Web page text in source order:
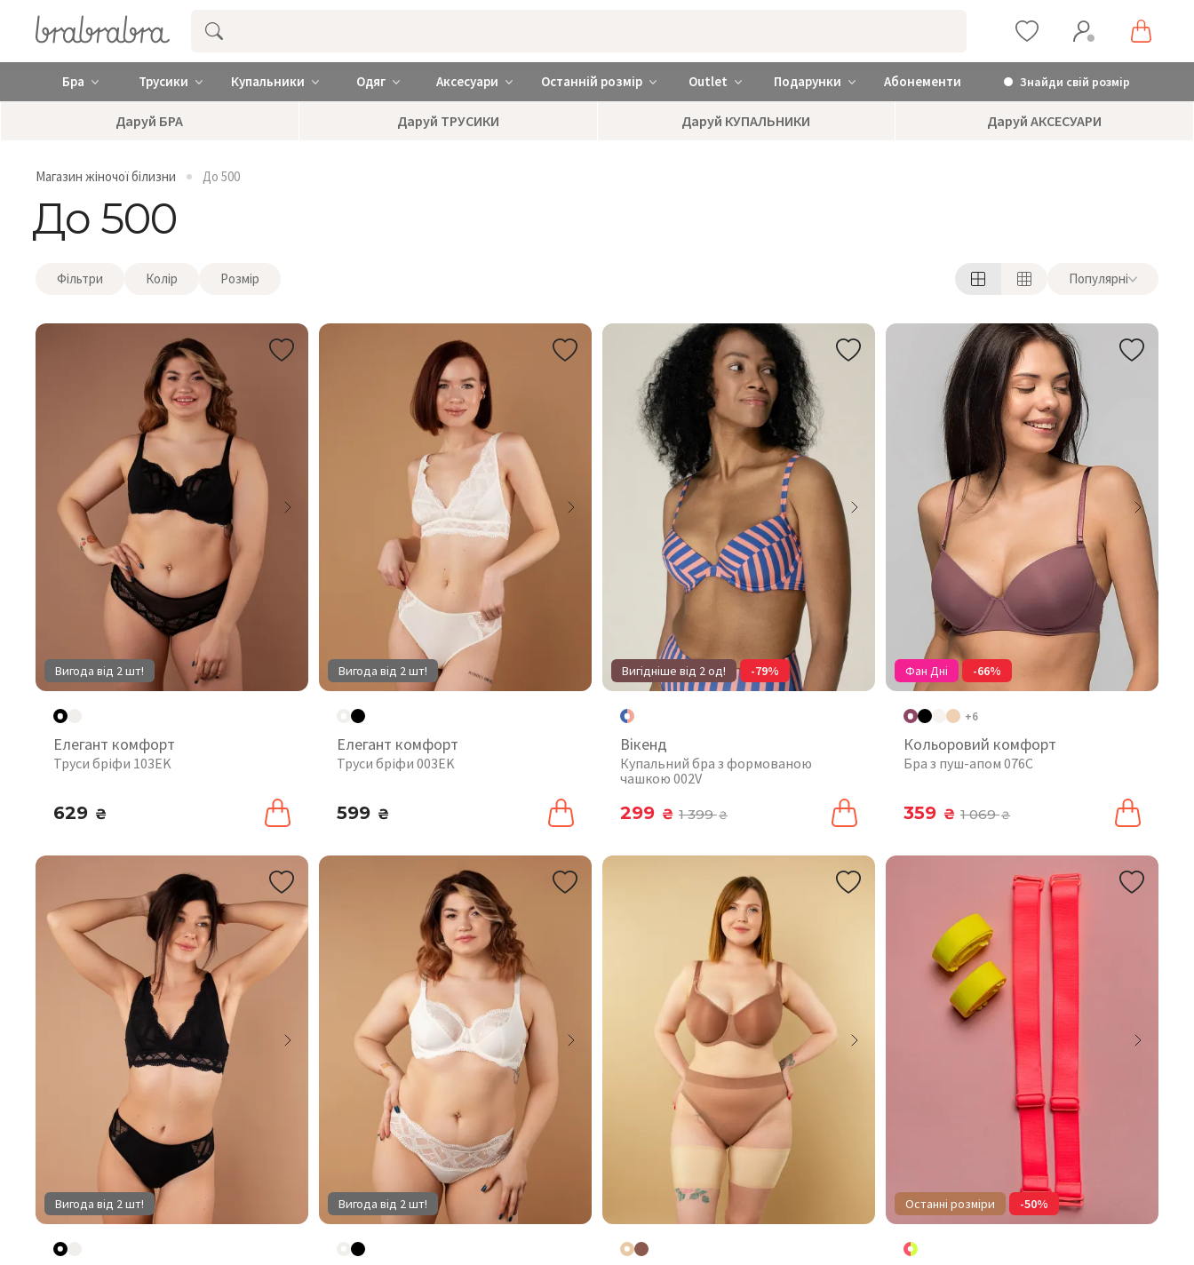
Купити нижню жіночу білизну ❤️ brabrabra ❤️ Київ та Україна
Бра Трусики Купальники Одяг Аксесуари Останній розмір Outlet Подарунки Абонементи Знайди свій розмір
Даруй БРА Даруй ТРУСИКИ Даруй КУПАЛЬНИКИ Даруй АКСЕСУАРИ
Магазин жіночої білизни До 500
До 500
Фільтри Колір Розмір Популярні
Вигода від 2 шт!
Елегант комфорт
Труси бріфи 103EK
629 ₴
Вигода від 2 шт!
Елегант комфорт
Труси бріфи 003EK
599 ₴
Вигідніше від 2 од! -79%
Вікенд
Купальний бра з формованою
чашкою 002V
299 ₴ 1 399₴
Фан Дні -66%
+6
Кольоровий комфорт
Бра з пуш-апом 076C
359 ₴ 1 069₴
Вигода від 2 шт! Вигода від 2 шт! Останні розміри -50%